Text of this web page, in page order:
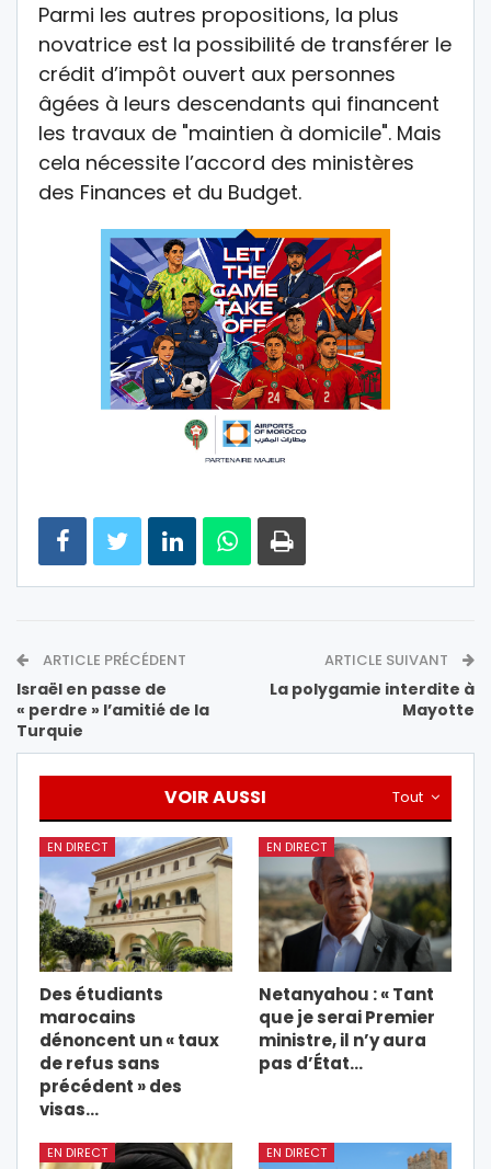
Parmi les autres propositions, la plus
novatrice est la possibilité de transférer le
crédit d’impôt ouvert aux personnes
âgées à leurs descendants qui financent
les travaux de "maintien à domicile". Mais
cela nécessite l’accord des ministères
des Finances et du Budget.
ARTICLE PRÉCÉDENT
Israël en passe de
« perdre » l’amitié de la
Turquie
ARTICLE SUIVANT
La polygamie interdite à
Mayotte
Tout
VOIR AUSSI
EN DIRECT
Des étudiants
marocains
dénoncent un « taux
de refus sans
précédent » des
visas…
EN DIRECT
Netanyahou : « Tant
que je serai Premier
ministre, il n’y aura
pas d’État…
EN DIRECT EN DIRECT